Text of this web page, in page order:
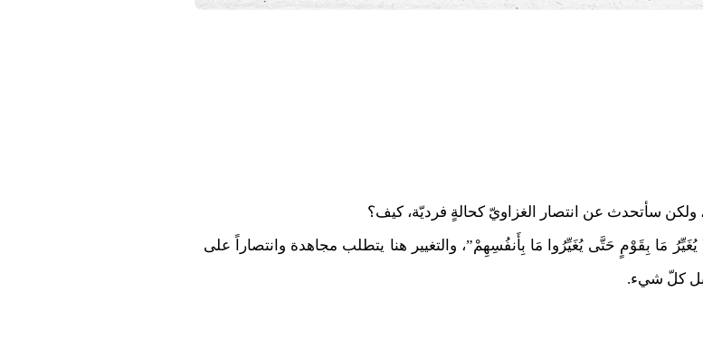
سأتحدث عن انتصار الغزاويّ كحالةٍ فرديّة، كيف؟
يُغَيِّرُ مَا بِقَوْمٍ حَتَّى يُغَيِّرُوا مَا بِأَنفُسِهِمْ”، والتغيير هنا يتطلب مجاهدة وانتصاراً على
كلّ شيء.